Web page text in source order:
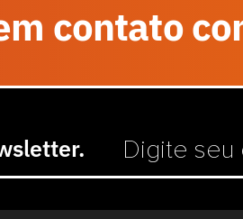
contato